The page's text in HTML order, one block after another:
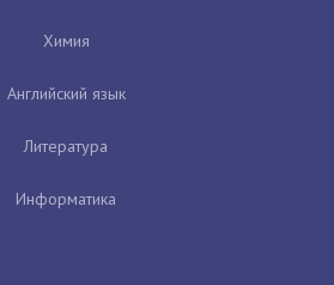
Химия
Английский язык
Литература
Информатика